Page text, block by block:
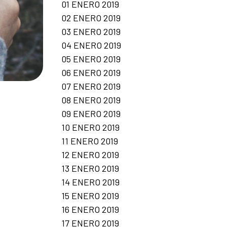
01 ENERO 2019
02 ENERO 2019
03 ENERO 2019
04 ENERO 2019
05 ENERO 2019
06 ENERO 2019
07 ENERO 2019
08 ENERO 2019
09 ENERO 2019
10 ENERO 2019
11 ENERO 2019
12 ENERO 2019
13 ENERO 2019
14 ENERO 2019
15 ENERO 2019
16 ENERO 2019
17 ENERO 2019